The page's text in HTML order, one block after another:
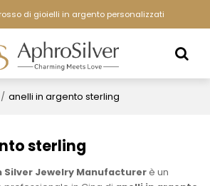
di gioielli in argento personalizzati
/ anelli in argento sterling
sterling
Silver Jewelry Manufacturerè un